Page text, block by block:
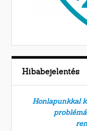
Hibabejelentés
Honlapunkkal